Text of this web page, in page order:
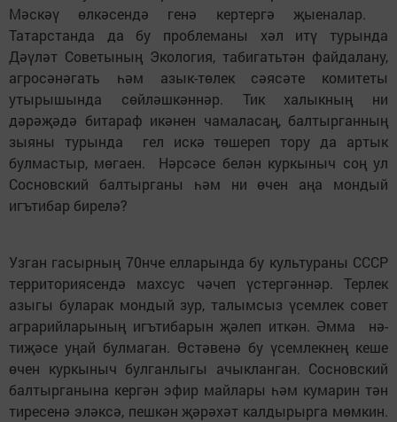
Мәскәү өлкәсендә генә кертергә җыеналар.
Татарстанда да бу проблеманы хәл итү турында
Дәүләт Советы­ның Экология, табигатьтән файдалану,
агросәнәгать һәм азык-төлек сәясәте комитеты
утырышында сөйләшкәннәр. Тик халыкның ни
дәрәҗәдә битараф икәнен чамаласаң, балтырганның
зыяны турында гел искә төшереп тору да артык
булмастыр, мөгаен. Нәр­сәсе белән куркыныч соң ул
Сосновский балтырганы һәм ни өчен аңа мондый
игътибар бирелә?
Узган гасырның 70нче елларында бу культураны СССР
территориясендә махсус чәчеп үстергәннәр. Терлек
азыгы буларак мондый зур, талымсыз үсемлек совет
агра­­рийларының игътибарын җәлеп иткән. Әмма нә­
тиҗәсе уңай булмаган. Өстә­венә бу үсемлекнең кеше
өчен куркыныч булганлыгы ачыкланган. Сосновский
балтырганына кергән эфир майлары һәм кумарин тән
ти­ресенә эләксә, пешкән җә­рәхәт калдырырга мөмкин.